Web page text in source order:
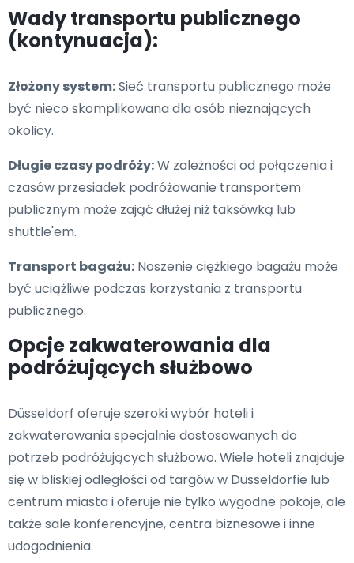
Wady transportu publicznego
(kontynuacja):
Złożony system:Sieć transportu publicznego może
być nieco skomplikowana dla osób nieznających
okolicy.
Długie czasy podróży:W zależności od połączenia i
czasów przesiadek podróżowanie transportem
publicznym może zająć dłużej niż taksówką lub
shuttle'em.
Transport bagażu: Noszenie ciężkiego bagażu może
być uciążliwe podczas korzystania z transportu
publicznego.
Opcje zakwaterowania dla
podróżujących służbowo
Düsseldorf oferuje szeroki wybór hoteli i
zakwaterowania specjalnie dostosowanych do
potrzeb podróżujących służbowo. Wiele hoteli znajduje
się w bliskiej odległości od targów w Düsseldorfie lub
centrum miasta i oferuje nie tylko wygodne pokoje, ale
także sale konferencyjne, centra biznesowe i inne
udogodnienia.